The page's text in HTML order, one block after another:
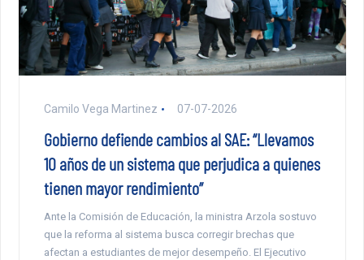
Camilo Vega Martinez 07-07-2026
Gobierno defiende cambios al SAE: “Llevamos
10 años de un sistema que perjudica a quienes
tienen mayor rendimiento”
Ante la Comisión de Educación, la ministra Arzola sostuvo
que la reforma al sistema busca corregir brechas que
afectan a estudiantes de mejor desempeño. El Ejecutivo